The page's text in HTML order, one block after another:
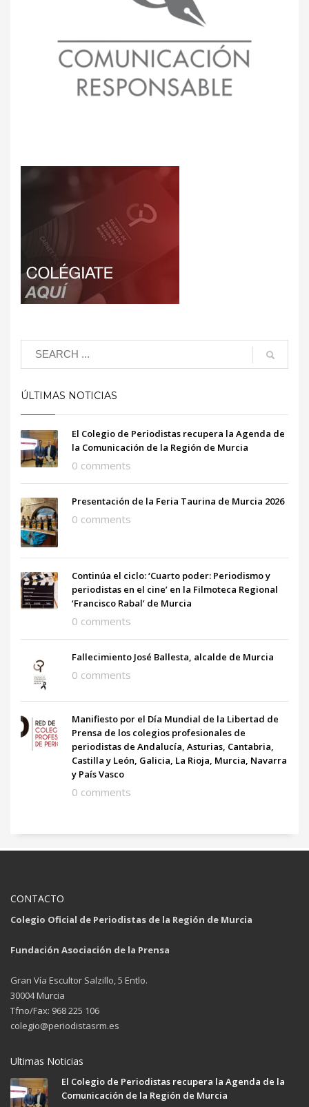
ÚLTIMAS NOTICIAS
El Colegio de Periodistas recupera la Agenda de
la Comunicación de la Región de Murcia
0 comments
Presentación de la Feria Taurina de Murcia 2026
0 comments
Continúa el ciclo: ‘Cuarto poder: Periodismo y
periodistas en el cine’ en la Filmoteca Regional
‘Francisco Rabal’ de Murcia
0 comments
Fallecimiento José Ballesta, alcalde de Murcia
0 comments
Manifiesto por el Día Mundial de la Libertad de
Prensa de los colegios profesionales de
periodistas de Andalucía, Asturias, Cantabria,
Castilla y León, Galicia, La Rioja, Murcia, Navarra
y País Vasco
0 comments
CONTACTO
Colegio Oficial de Periodistas de la Región de Murcia
Fundación Asociación de la Prensa
Gran Vía Escultor Salzillo, 5 Entlo.
30004 Murcia
Tfno/Fax: 968 225 106
colegio@periodistasrm.es
Ultimas Noticias
El Colegio de Periodistas recupera la Agenda de la
Comunicación de la Región de Murcia